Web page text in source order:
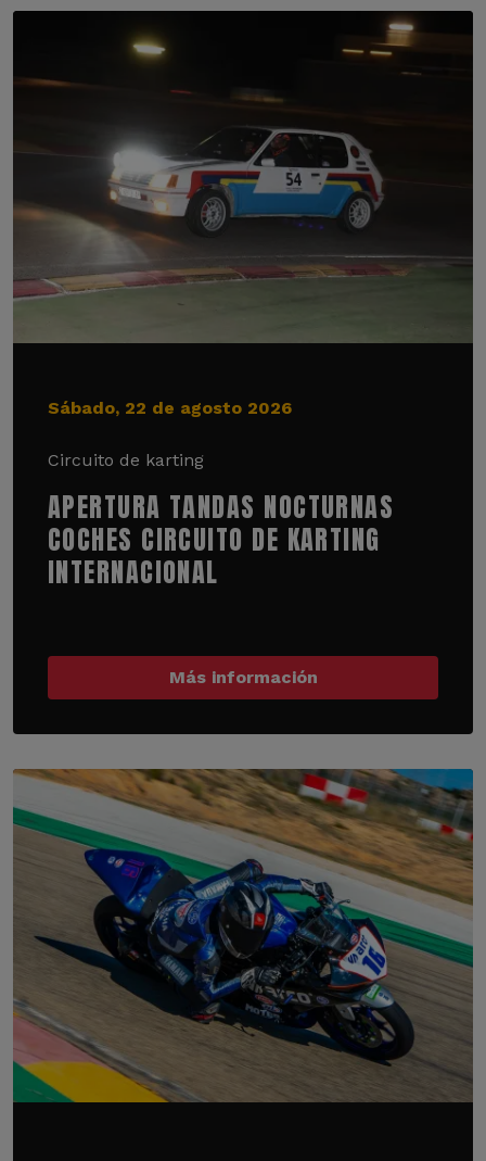
Sábado, 22 de agosto 2026
Circuito de karting
APERTURA TANDAS NOCTURNAS
COCHES CIRCUITO DE KARTING
INTERNACIONAL
Más información